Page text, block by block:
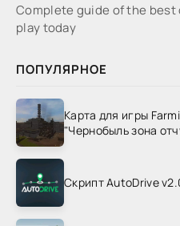
Complete guide of the
play today
ПОПУЛЯРНОЕ
Карта для игры
"Чернобыль зона
Скрипт AutoDrive